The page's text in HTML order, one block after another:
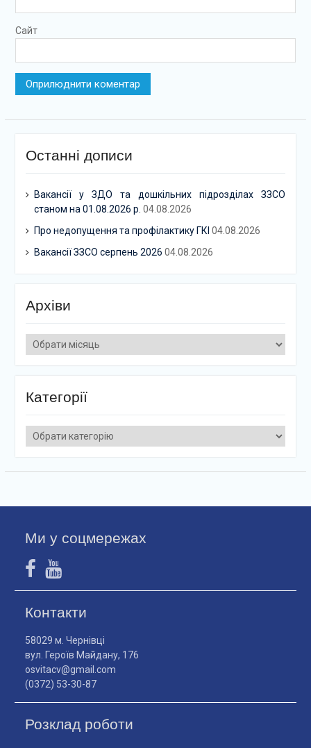
Сайт
Останні дописи
Вакансії у ЗДО та дошкільних підрозділах ЗЗСО
станом на 01.08.2026 р. 04.08.2026
Про недопущення та профілактику ГКІ 04.08.2026
Вакансії ЗЗСО серпень 2026 04.08.2026
Архіви
Архіви
Категорії
Категорії
Ми у соцмережах
Контакти
58029 м. Чернівці
вул. Героїв Майдану, 176
osvitacv@gmail.com
(0372) 53-30-87
Розклад роботи